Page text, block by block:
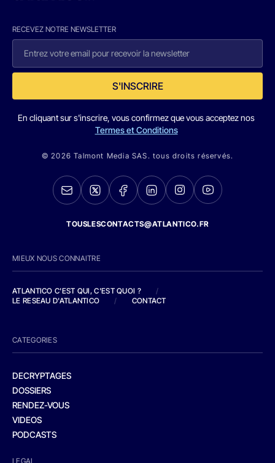
RECEVEZ NOTRE NEWSLETTER
S'INSCRIRE
En cliquant sur s'inscrire, vous confirmez que vous acceptez nos
Termes et Conditions
© 2026 Talmont Media SAS. tous droits réservés.
TOUSLESCONTACTS@ATLANTICO.FR
MIEUX NOUS CONNAITRE
ATLANTICO C'EST QUI, C'EST QUOI ?
/
LE RESEAU D'ATLANTICO
/ CONTACT
CATEGORIES
DECRYPTAGES
DOSSIERS
RENDEZ-VOUS
VIDEOS
PODCASTS
LEGAL